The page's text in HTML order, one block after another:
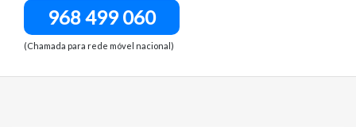
24H
968 499 060
(Chamada para rede móvel nacional)